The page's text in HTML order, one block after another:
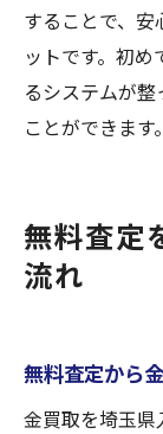
することで、安
ットです。初
るシステムが
ことができます。
無料査定
流れ
無料査定から
金買取を埼玉